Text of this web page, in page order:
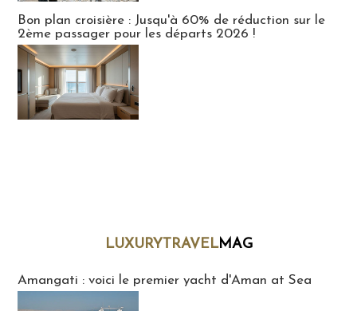
Bon plan croisière : Jusqu'à 60% de réduction sur le
2ème passager pour les départs 2026 !
LUXURYTRAVELMAG
Amangati : voici le premier yacht d'Aman at Sea